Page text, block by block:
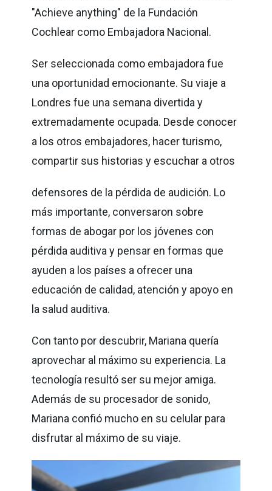
"Achieve anything" de la Fundación
Cochlear como Embajadora Nacional.
Ser seleccionada como embajadora fue
una oportunidad emocionante. Su viaje a
Londres fue una semana divertida y
extremadamente ocupada. Desde conocer
a los otros embajadores, hacer turismo,
compartir sus historias y escuchar a otros
defensores de la pérdida de audición. Lo
más importante, conversaron sobre
formas de abogar por los jóvenes con
pérdida auditiva y pensar en formas que
ayuden a los países a ofrecer una
educación de calidad, atención y apoyo en
la salud auditiva.
Con tanto por descubrir, Mariana quería
aprovechar al máximo su experiencia. La
tecnología resultó ser su mejor amiga.
Además de su procesador de sonido,
Mariana confió mucho en su celular para
disfrutar al máximo de su viaje.